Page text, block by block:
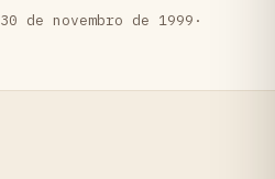
30 de novembro de 1999 ·